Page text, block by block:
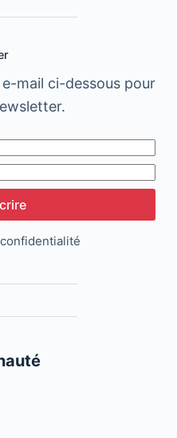
mail ci-dessous pour